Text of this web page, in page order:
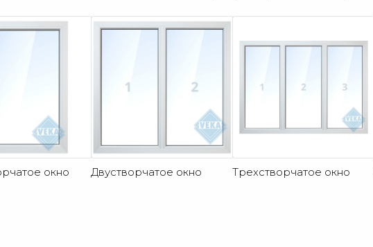
окно Двустворчатое окно Трехстворчатое окно